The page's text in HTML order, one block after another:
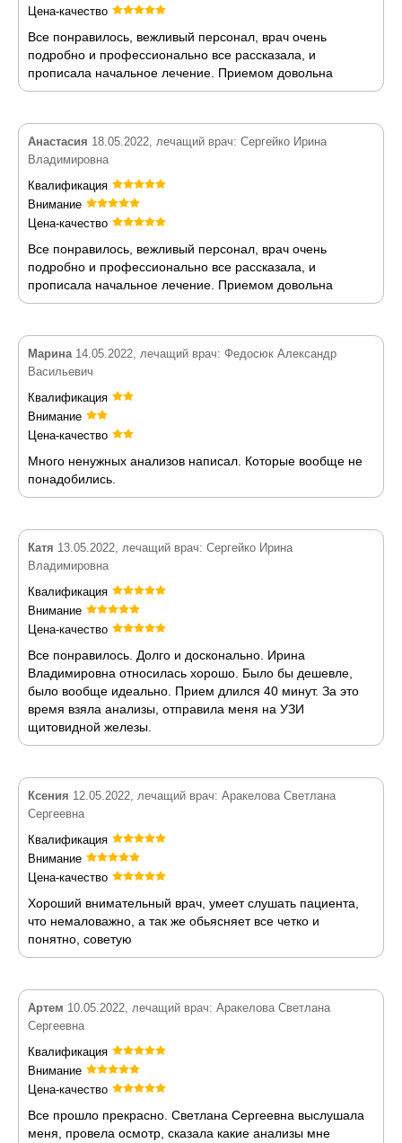
Цена-качество
Все понравилось, вежливый персонал, врач очень
подробно и профессионально все рассказала, и
прописала начальное лечение. Приемом довольна
Анастасия 18.05.2022, лечащий врач: Сергейко Ирина
Владимировна
Квалификация
Внимание
Цена-качество
Все понравилось, вежливый персонал, врач очень
подробно и профессионально все рассказала, и
прописала начальное лечение. Приемом довольна
Марина14.05.2022, лечащий врач: Федосюк Александр
Васильевич
Квалификация
Внимание
Цена-качество
Много ненужных анализов написал. Которые вообще не
понадобились.
Катя 13.05.2022, лечащий врач: Сергейко Ирина
Владимировна
Квалификация
Внимание
Цена-качество
Все понравилось. Долго и досконально. Ирина
Владимировна относилась хорошо. Было бы дешевле,
было вообще идеально. Прием длился 40 минут. За это
время взяла анализы, отправила меня на УЗИ
щитовидной железы.
Ксения 12.05.2022, лечащий врач: Аракелова Светлана
Сергеевна
Квалификация
Внимание
Цена-качество
Хороший внимательный врач, умеет слушать пациента,
что немаловажно, а так же обьясняет все четко и
понятно, советую
Артем 10.05.2022, лечащий врач: Аракелова Светлана
Сергеевна
Квалификация
Внимание
Цена-качество
Все прошло прекрасно. Светлана Сергеевна выслушала
меня, провела осмотр, сказала какие анализы мне